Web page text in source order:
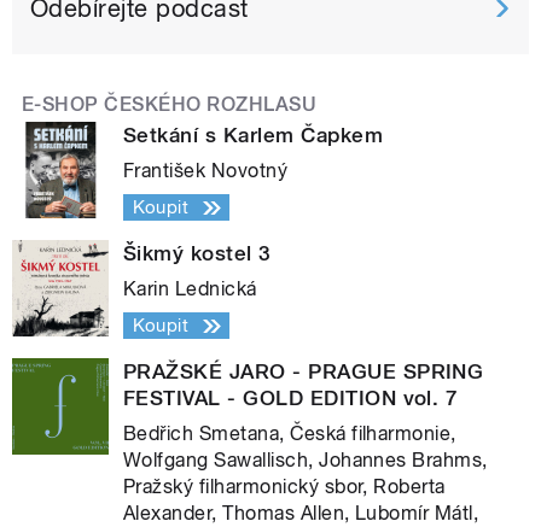
Odebírejte podcast
E-SHOP ČESKÉHO ROZHLASU
Setkání s Karlem Čapkem
František Novotný
Koupit
Šikmý kostel 3
Karin Lednická
Koupit
PRAŽSKÉ JARO - PRAGUE SPRING
FESTIVAL - GOLD EDITION vol. 7
Bedřich Smetana, Česká filharmonie,
Wolfgang Sawallisch, Johannes Brahms,
Pražský filharmonický sbor, Roberta
Alexander, Thomas Allen, Lubomír Mátl,